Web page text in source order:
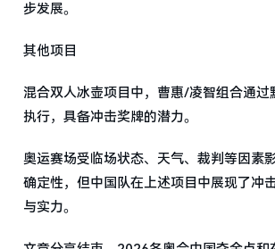
步发展。
其他项目
混合双人冰壶项目中，曹惠/凌智组合通过
执行，具备冲击奖牌的潜力。
奥运赛场受临场状态、天气、裁判等因素
确定性，但中国队在上述项目中展现了冲
与实力。